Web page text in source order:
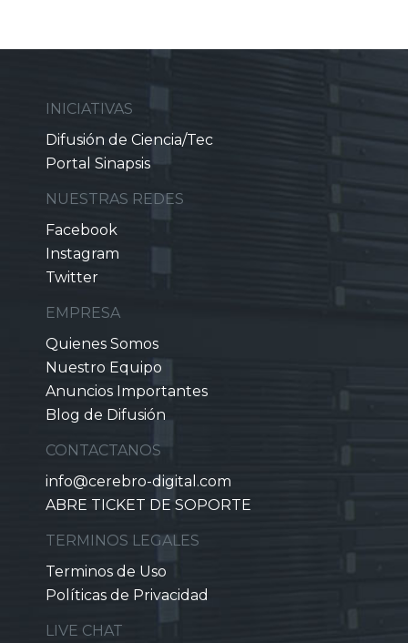
INICIATIVAS
Difusión de Ciencia/Tec
Portal Sinapsis
NUESTRAS REDES
Facebook
Instagram
Twitter
EMPRESA
Quienes Somos
Nuestro Equipo
Anuncios Importantes
Blog de Difusión
CONTACTANOS
info@cerebro-digital.com
ABRE TICKET DE SOPORTE
TERMINOS LEGALES
Terminos de Uso
Políticas de Privacidad
LIVE CHAT